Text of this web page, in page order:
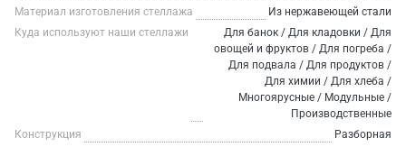
Материал изготовления стеллажа
Из нержавеющей стали
Куда используют наши стеллажи
Для банок / Для кладовки / Для
овощей и фруктов / Для погреба /
Для подвала / Для продуктов /
Для химии / Для хлеба /
Многоярусные / Модульные /
Производственные
Конструкция
Разборная